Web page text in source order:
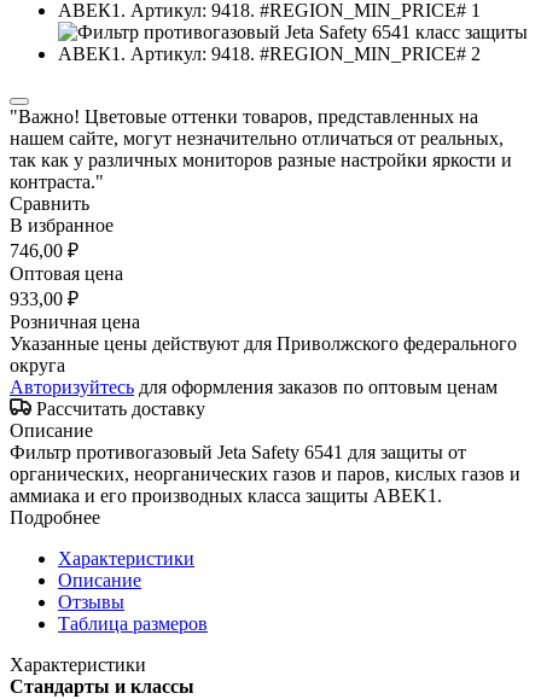
"Важно! Цветовые оттенки товаров, представленных на
нашем сайте, могут незначительно отличаться от реальных,
так как у различных мониторов разные настройки яркости и
контраста."
Сравнить
В избранное
746,00 ₽
Оптовая цена
933,00 ₽
Розничная цена
Указанные цены действуют для Приволжского федерального
округа
Авторизуйтесь для оформления заказов по оптовым ценам
Рассчитать доставку
Описание
Фильтр противогазовый Jeta Safety 6541 для защиты от
органических, неорганических газов и паров, кислых газов и
аммиака и его производных класса защиты ABEK1.
Подробнее
Характеристики
Описание
Отзывы
Таблица размеров
Характеристики
Стандарты и классы